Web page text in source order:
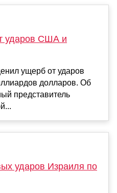
ударов США и
ущерб от ударов
долларов. Об
представитель
ударов Израиля по